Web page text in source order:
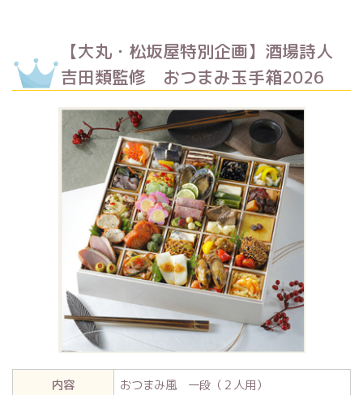
【大丸・松坂屋特別企画】酒場詩人
吉田類監修 おつまみ玉手箱2026
内容
おつまみ風 一段（２人用）